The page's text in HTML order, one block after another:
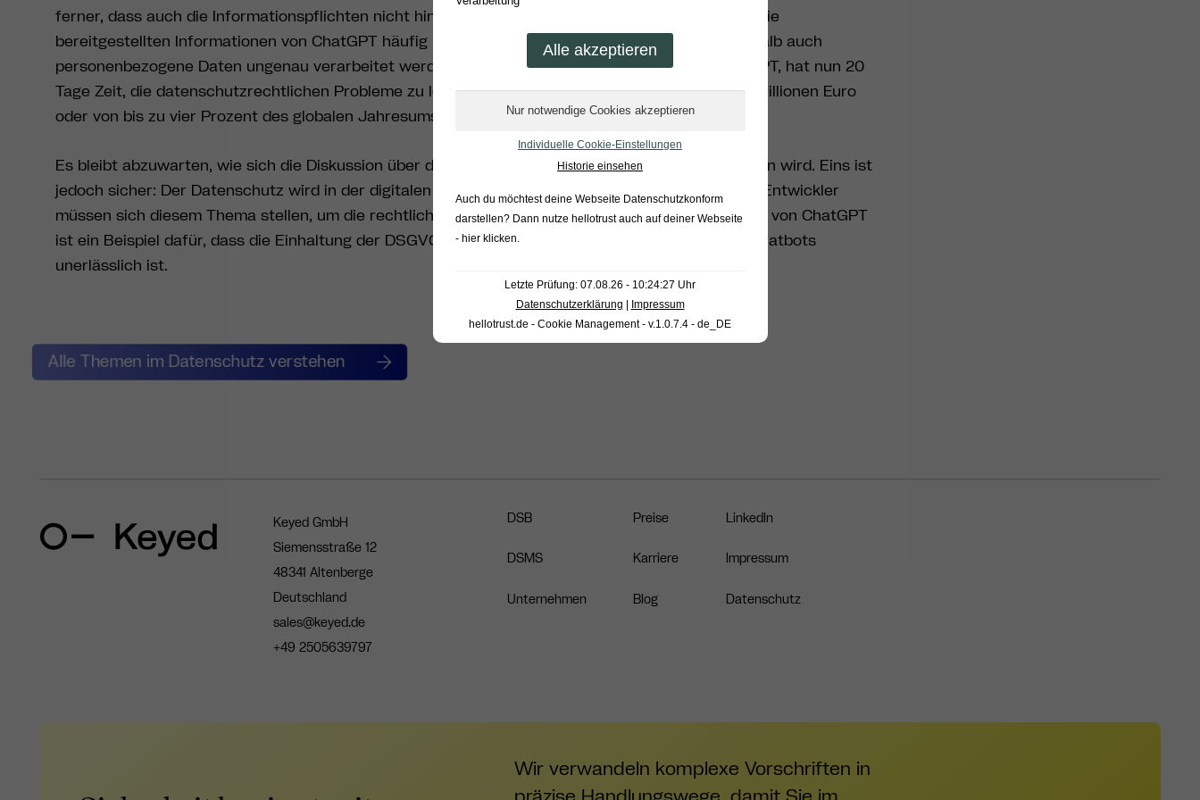
ferner, dass auch die Informationspflichten nicht hinreichend erfüllt wurden. Hinzu komme, dass die
bereitgestellten Informationen von ChatGPT häufig nicht der Realität entsprechen würden, weshalb auch
personenbezogene Daten ungenau verarbeitet werden würden. OpenAI, der Betreiber von ChatGPT, hat nun 20
Tage Zeit, die datenschutzrechtlichen Probleme zu lösen, sonst droht ein Bußgeld von bis zu 20 Millionen Euro
oder von bis zu vier Prozent des globalen Jahresumsatzes.
Es bleibt abzuwarten, wie sich die Diskussion über den Datenschutz bei Chatbots weiterentwickeln wird. Eins ist
jedoch sicher: Der Datenschutz wird in der digitalen Welt immer wichtiger und Unternehmen und Entwickler
müssen sich diesem Thema stellen, um die rechtlichen Konsequenzen zu vermeiden. Die Sperrung von ChatGPT
ist ein Beispiel dafür, dass die Einhaltung der DSGVO bei der Entwicklung und Verwendung von Chatbots
unerlässlich ist.
Alle Themen im Datenschutz verstehen
Keyed GmbH
Siemensstraße 12
48341 Altenberge
Deutschland
sales@keyed.de
+49 2505639797
DSB
DSMS
Unternehmen
Preise
Karriere
Blog
LinkedIn
Impressum
Datenschutz
Wir verwandeln komplexe Vorschriften in
Individuelle Cookie-Einstellungen
Historie einsehen
Auch du möchtest deine Webseite Datenschutzkonform
darstellen? Dann nutze hellotrust auch auf deiner Webseite
- hier klicken.
Letzte Prüfung: 07.08.26 - 10:24:27 Uhr
Datenschutzerklärung
Impressum
hellotrust.de - Cookie Management - v.1.0.7.4 - de_DE